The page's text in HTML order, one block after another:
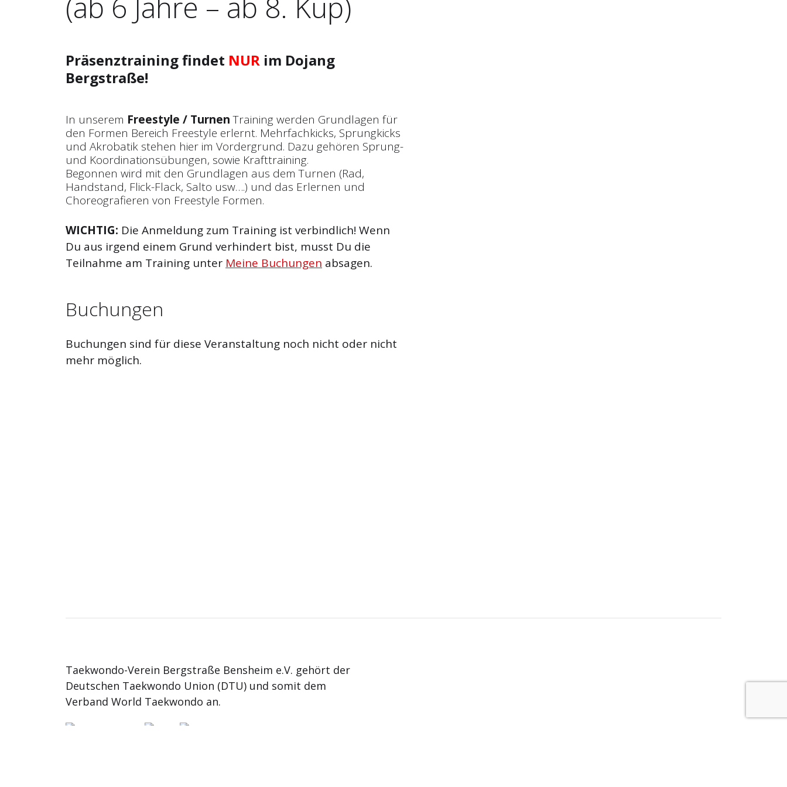
Präsenztraining findet NUR im Dojang
Bergstraße!
In unserem Freestyle / TurnenTraining werden Grundlagen für
den Formen Bereich Freestyle erlernt. Mehrfachkicks, Sprungkicks
und Akrobatik stehen hier im Vordergrund. Dazu gehören Sprung-
und Koordinationsübungen, sowie Krafttraining.
Begonnen wird mit den Grundlagen aus dem Turnen (Rad,
Handstand, Flick-Flack, Salto usw….) und das Erlernen und
Choreografieren von Freestyle Formen.
WICHTIG: Die Anmeldung zum Training ist verbindlich! Wenn
Du aus irgend einem Grund verhindert bist, musst Du die
Teilnahme am Training unter Meine Buchungen absagen.
Buchungen
Buchungen sind für diese Veranstaltung noch nicht oder nicht
mehr möglich.
Taekwondo-Verein Bergstraße Bensheim e.V. gehört der
Deutschen Taekwondo Union (DTU) und somit dem
Verband World Taekwondo an.